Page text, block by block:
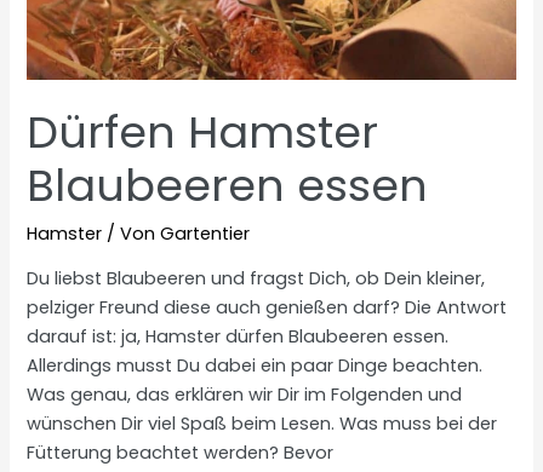
Dürfen Hamster
Blaubeeren essen
Hamster / VonGartentier
Du liebst Blaubeeren und fragst Dich, ob Dein kleiner,
pelziger Freund diese auch genießen darf? Die Antwort
darauf ist: ja, Hamster dürfen Blaubeeren essen.
Allerdings musst Du dabei ein paar Dinge beachten.
Was genau, das erklären wir Dir im Folgenden und
wünschen Dir viel Spaß beim Lesen. Was muss bei der
Fütterung beachtet werden? Bevor